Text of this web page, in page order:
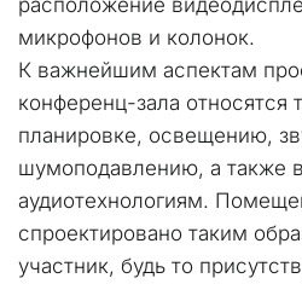
расположение
микрофонов и колонок.
К важнейшим аспектам
конференц-зала относятся
планировке, освещению,
шумоподавлению, а также
аудиотехнологиям.
спроектировано таким
участник, будь то